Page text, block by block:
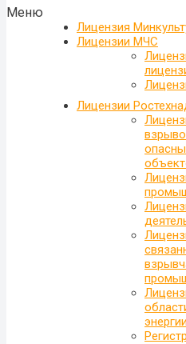
Меню
Лицензия
Лицензии МЧС
Лицензии
энергии